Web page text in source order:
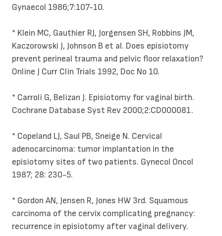
Gynaecol 1986;7:107-10.
* Klein MC, Gauthier RJ, Jorgensen SH, Robbins JM,
Kaczorowski J, Johnson B et al. Does episiotomy
prevent perineal trauma and pelvic floor relaxation?
Online J Curr Clin Trials 1992, Doc No 10.
* Carroli G, Belizan J. Episiotomy for vaginal birth.
Cochrane Database Syst Rev 2000;2:CD000081.
* Copeland LJ, Saul PB, Sneige N. Cervical
adenocarcinoma: tumor implantation in the
episiotomy sites of two patients. Gynecol Oncol
1987; 28: 230-5.
* Gordon AN, Jensen R, Jones HW 3rd. Squamous
carcinoma of the cervix complicating pregnancy:
recurrence in episiotomy after vaginal delivery.